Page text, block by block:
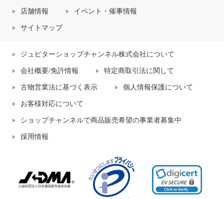
店舗情報 イベント・催事情報
サイトマップ
ジュピターショップチャンネル株式会社について
会社概要/免許情報 特定商取引法に関して
古物営業法に基づく表示 個人情報保護について
お客様対応について
ショップチャンネルで商品販売希望の事業者募集中
採用情報